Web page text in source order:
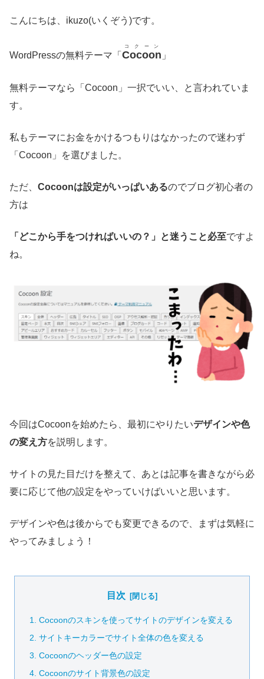
こんにちは、ikuzo(いくぞう)です。
WordPressの無料テーマ「 Cocoon
コクーン
」
無料テーマなら「Cocoon」一択でいい、と言われていま
す。
私もテーマにお金をかけるつもりはなかったので迷わず
「Cocoon」を選びました。
ただ、 Cocoonは設定がいっぱいあるのでブログ初心者の
方は
「どこから手をつければいいの？」と迷うこと必至ですよ
ね。
今回はCocoonを始めたら、最初にやりたいデザインや色
の変え方を説明します。
サイトの見た目だけを整えて、あとは記事を書きながら必
要に応じて他の設定をやっていけばいいと思います。
デザインや色は後からでも変更できるので、まずは気軽に
やってみましょう！
目次
Cocoonのスキンを使ってサイトのデザインを変える
サイトキーカラーでサイト全体の色を変える
Cocoonのヘッダー色の設定
Cocoonのサイト背景色の設定